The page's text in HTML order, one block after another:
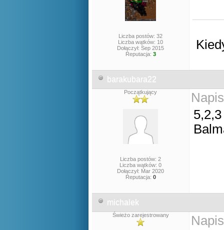
Liczba postów: 32
Liczba wątków: 10
Dołączył: Sep 2015
Reputacja: 3
barakubara22
Początkujący
Liczba postów: 2
Liczba wątków: 0
Dołączył: Mar 2020
Reputacja: 0
5,2,3
michalek
Świeżo zarejestrowany